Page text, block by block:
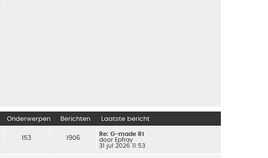
Onderwerpen Berichten Laatste bericht
153 1906
Re: G-made R1
door Epfray
31 jul 2026 11:53